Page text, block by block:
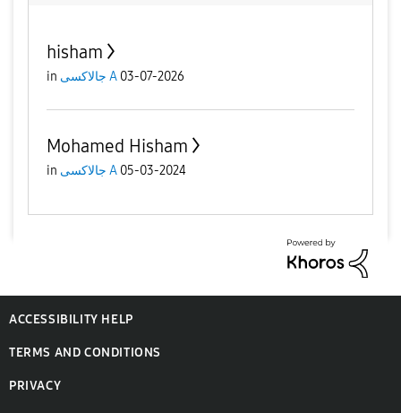
hisham
in جالاكسى A 03-07-2026
Mohamed Hisham
in جالاكسى A 05-03-2024
ACCESSIBILITY HELP
TERMS AND CONDITIONS
PRIVACY